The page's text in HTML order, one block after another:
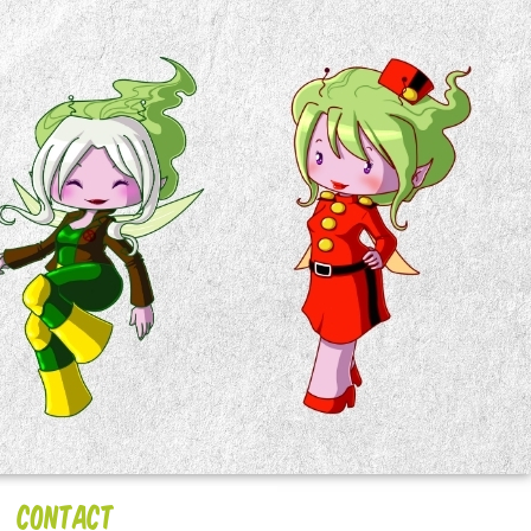
Contact